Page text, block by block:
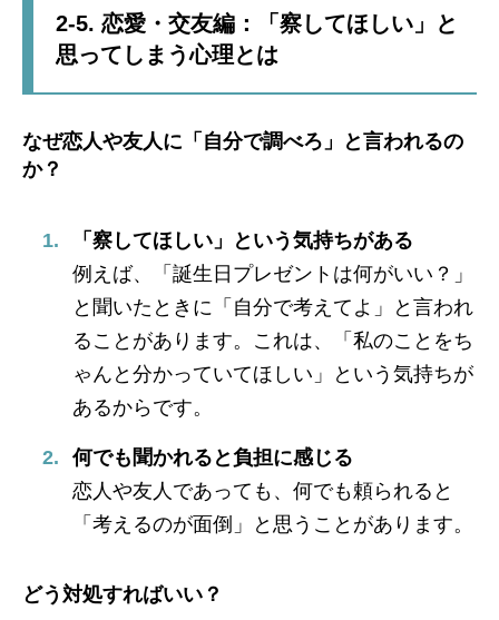
2-5. 恋愛・交友編：「察してほしい」と
思ってしまう心理とは
なぜ恋人や友人に「自分で調べろ」と言われるの
か？
「察してほしい」という気持ちがある
例えば、「誕生日プレゼントは何がいい？」
と聞いたときに「自分で考えてよ」と言われ
ることがあります。これは、「私のことをち
ゃんと分かっていてほしい」という気持ちが
あるからです。
何でも聞かれると負担に感じる
恋人や友人であっても、何でも頼られると
「考えるのが面倒」と思うことがあります。
どう対処すればいい？